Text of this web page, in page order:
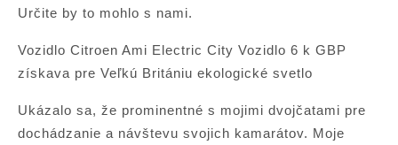
Určite by to mohlo s nami.
Vozidlo Citroen Ami Electric City Vozidlo 6 k GBP
získava pre Veľkú Britániu ekologické svetlo
Ukázalo sa, že prominentné s mojimi dvojčatami pre
dochádzanie a návštevu svojich kamarátov. Moje